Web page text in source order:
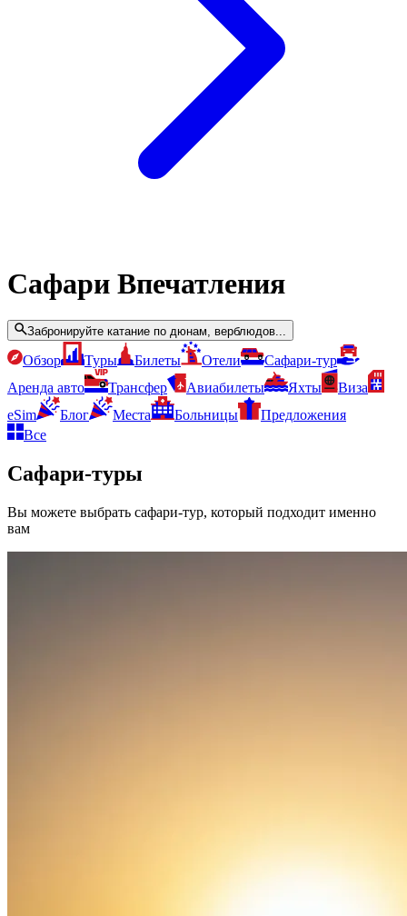
Сафари Впечатления
Забронируйте катание по дюнам, верблюдов...
Обзор Туры Билеты Отели
Сафари-тур
Аренда авто
Трансфер Авиабилеты Яхты
Виза
eSim
Блог Места Больницы
Предложения
Все
Сафари-туры
Вы можете выбрать сафари-тур, который подходит именно
вам